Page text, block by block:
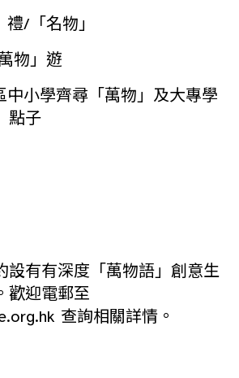
/「名物」
物」遊
小學齊尋「萬物」及大專學
點子
設有有深度「萬物語」創意生
歡迎電郵至
查詢相關詳情。